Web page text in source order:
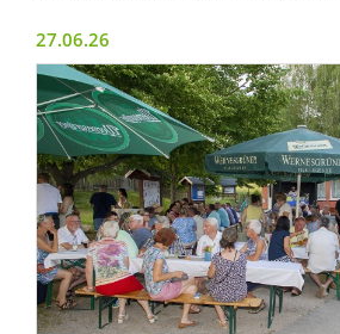
27.06.26